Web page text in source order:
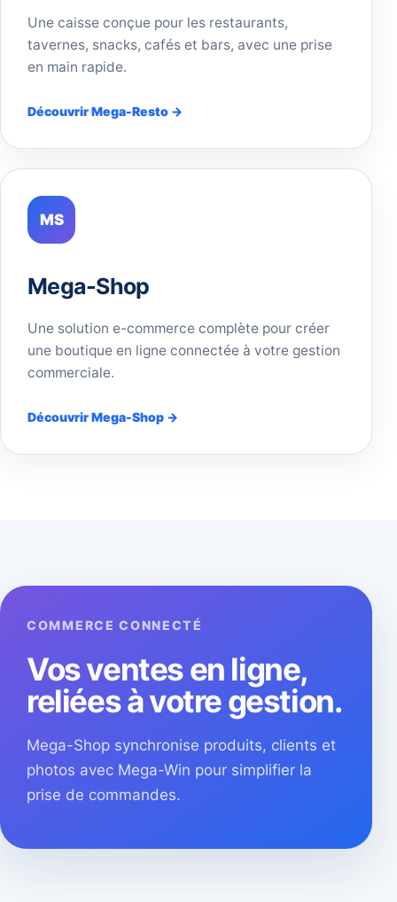
Une caisse conçue pour les restaurants,
tavernes, snacks, cafés et bars, avec une prise
en main rapide.
Découvrir Mega-Resto →
MS
Mega-Shop
Une solution e-commerce complète pour créer
une boutique en ligne connectée à votre gestion
commerciale.
Découvrir Mega-Shop →
COMMERCE CONNECTÉ
Vos ventes en ligne,
reliées à votre gestion.
Mega-Shop synchronise produits, clients et
photos avec Mega-Win pour simplifier la
prise de commandes.